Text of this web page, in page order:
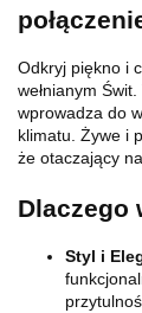
Odkryj piękno i
wełnianym
wprowadza do
klimatu. Żywe i
że otaczający
Dlaczego
Styl i